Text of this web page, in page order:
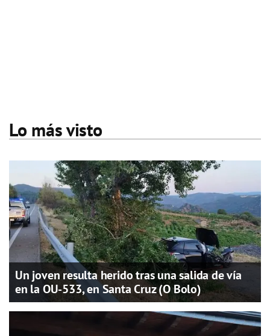
Lo más visto
Un joven resulta herido tras una salida de vía
en la OU-533, en Santa Cruz (O Bolo)